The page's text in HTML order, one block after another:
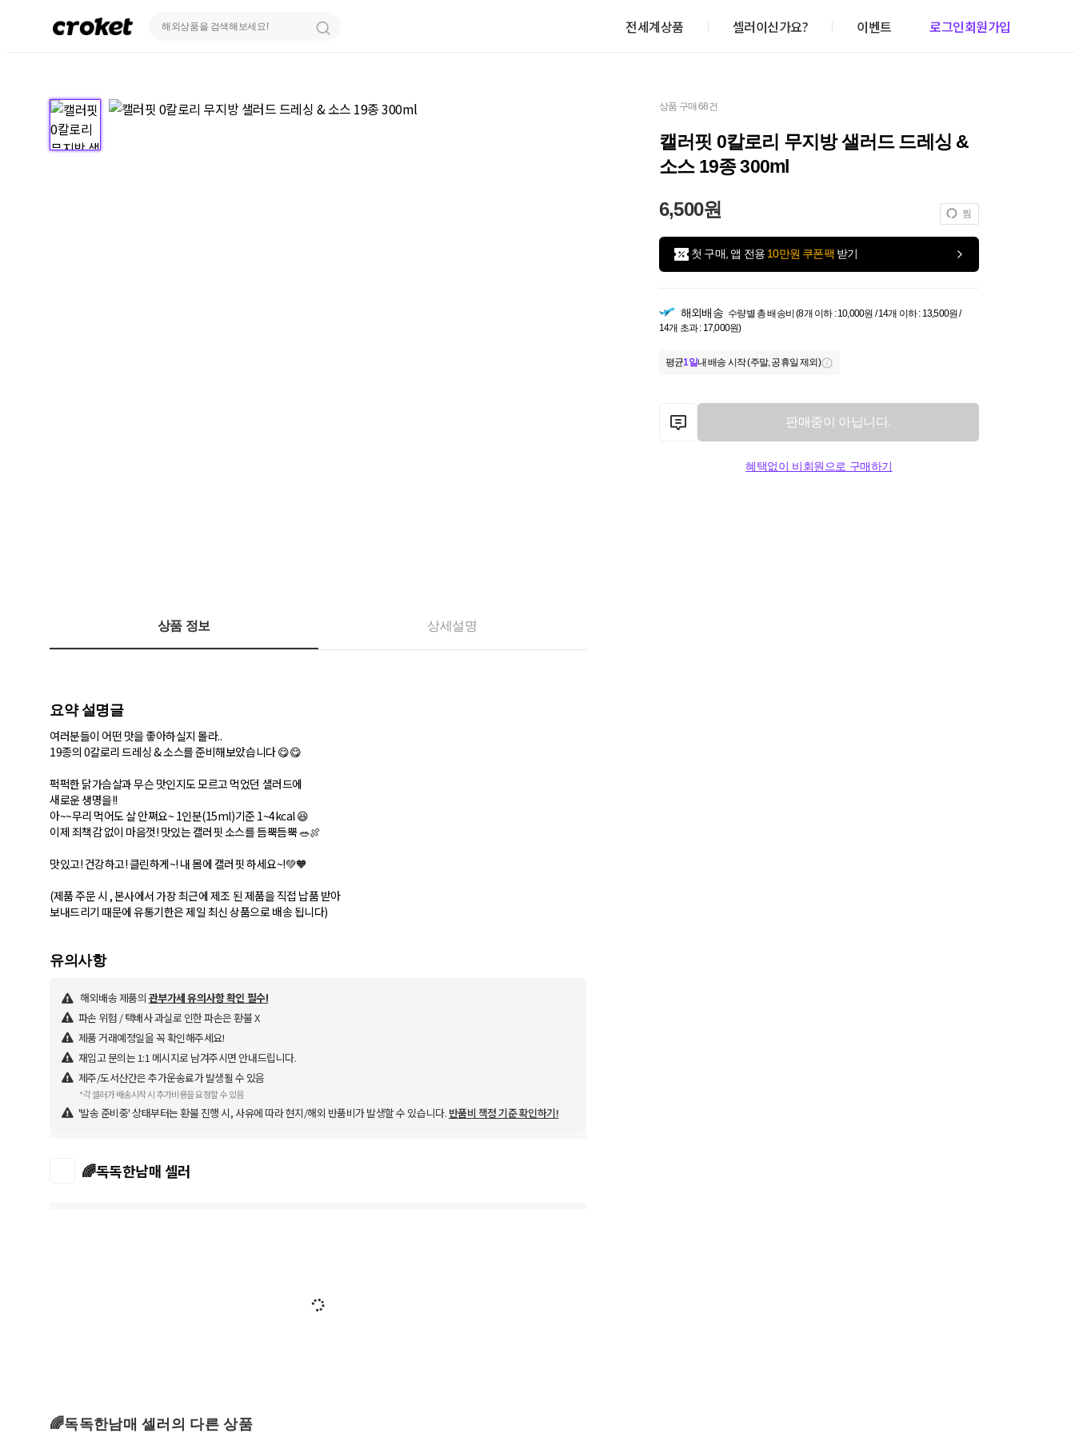
전세계상품 셀러이신가요? 이벤트 로그인회원가입
상품 구매 68건
캘러핏 0칼로리 무지방 샐러드 드레싱 &
소스 19종 300ml
6,500원 찜
첫 구매, 앱 전용 10만원 쿠폰팩 받기
해외배송 수량별 총 배송비 (8개 이하 : 10,000원 / 14개 이하 : 13,500원 /
14개 초과 : 17,000원)
평균1일내 배송 시작 (주말, 공휴일 제외)
판매중이 아닙니다.
혜택없이 비회원으로 구매하기
상품 정보 상세설명
요약 설명글
여러분들이 어떤 맛을 좋아하실지 몰라..
19종의 0칼로리 드레싱 & 소스를 준비해보았습니다 😋😋
퍽퍽한 닭가슴살과 무슨 맛인지도 모르고 먹었던 샐러드에
새로운 생명을!!
아~~무리 먹어도 살 안쪄요~ 1인분(15ml)기준 1~4kcal 😆
이제 죄책감 없이 마음껏! 맛있는 캘러핏 소스를 듬뿍듬뿍 🥗🍖
맛있고! 건강하고! 클린하게~! 내 몸에 캘러핏 하세요~!💚🧡
(제품 주문 시 , 본사에서 가장 최근에 제조 된 제품을 직접 납품 받아
보내드리기 때문에 유통기한은 제일 최신 상품으로 배송 됩니다)
유의사항
해외배송 제품의 관부가세 유의사항 확인 필수!
파손 위험 / 택배사 과실로 인한 파손은 환불 X
제품 거래예정일을 꼭 확인해주세요!
재입고 문의는 1:1 메시지로 남겨주시면 안내드립니다.
제주/도서산간은 추가운송료가 발생될 수 있음
*각 셀러가 배송시작 시 추가비용을 요청할 수 있음
'발송 준비중' 상태부터는 환불 진행 시, 사유에 따라 현지/해외 반품비가 발생할 수 있습니다. 반품비 책정 기준 확인하기!
🌈독독한남매 셀러
🌈독독한남매 셀러의 다른 상품